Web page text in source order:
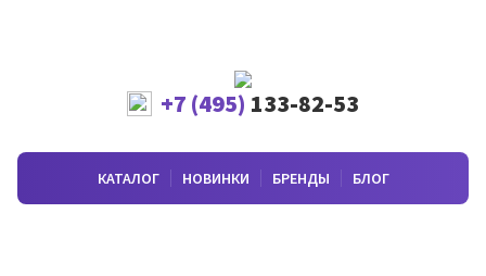
+7 (495) 133-82-53
КАТАЛОГ НОВИНКИ БРЕНДЫ БЛОГ